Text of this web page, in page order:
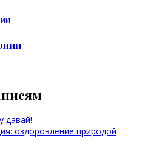
давай!
оздоровление природой